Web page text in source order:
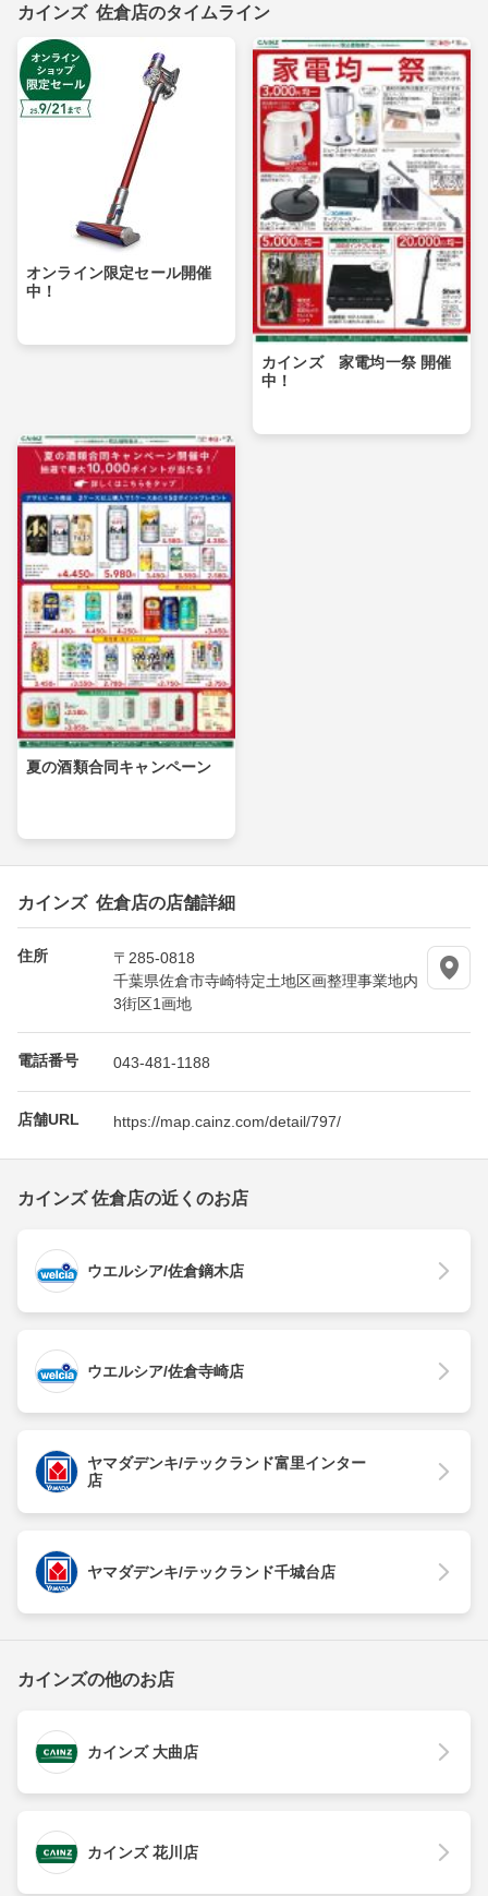
カインズ 佐倉店のタイムライン
オンライン限定セール開催
中！
カインズ 家電均一祭 開催
中！
夏の酒類合同キャンペーン
カインズ 佐倉店の店舗詳細
住所
〒285-0818
千葉県佐倉市寺崎特定土地区画整理事業地内
3街区1画地
電話番号 043-481-1188
店舗URL https://map.cainz.com/detail/797/
カインズ 佐倉店の近くのお店
ウエルシア/佐倉鏑木店
ウエルシア/佐倉寺崎店
ヤマダデンキ/テックランド富里インター
店
ヤマダデンキ/テックランド千城台店
カインズの他のお店
カインズ 大曲店
カインズ 花川店